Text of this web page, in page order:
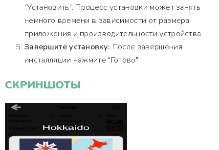
"Установить". Процесс установки может занять
немного времени в зависимости от размера
приложения и производительности устройства.
Завершите установку: После завершения
инсталляции нажмите "Готово".
СКРИНШОТЫ